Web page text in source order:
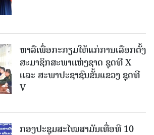
ຫາລືເພື່ອກະກຽມໃຫ້ແກ່ການເລືອກຕັ້ງ
ສະມາຊິກສະພາແຫ່ງຊາດ ຊຸດທີ X
ແລະ ສະພາປະຊາຊົນຂັ້ນແຂວງ ຊຸດທີ
V
ກອງປະຊຸມສະໄໝສາມັນເທື່ອທີ 10